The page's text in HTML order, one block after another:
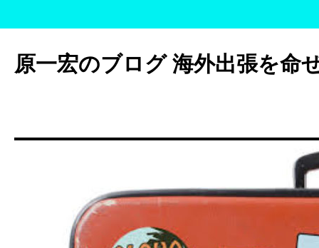
テ
ン
ッ
原一宏のブログ 海外出張を命